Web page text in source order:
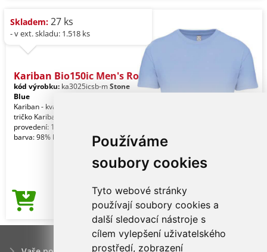
Používáme
soubory cookies
Tyto webové stránky
používají soubory cookies a
další sledovací nástroje s
cílem vylepšení uživatelského
prostředí, zobrazení
Skladem: 27 ks
- v ext. skladu: 1.518 ks
Kariban Bio150ic Men's Ro
kód výrobku: ka3025icsb-mStone
Blue
Kariban - kvalitní značkové pánské
tričko Kariban Jednobarevné
provedení: 100% bavlna. Skvrnitá šedá
barva: 98% bavlna
Cena od82,49Kč